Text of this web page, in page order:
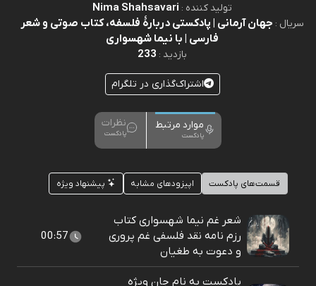
تولید کننده : Nima Shahsavari
سریال : جهان آرمانی | پادکستی دربارۀ فلسفه، کتاب صوتی و شعر
فارسی | با نیما شهسواری
بازدید : 233
اشتراک‌گذاری در تلگرام
موارد مرتبط
پادکست
نظرات
پادکست
قسمت‌های پادکست اپیزودهای مشابه پیشنهاد ویژه
شعر غم نیما شهسواری کتاب
رزم نامه نقد فلسفی غم پروری
و دعوت به طغیان
00:57
پادکست به نام جان ویژه